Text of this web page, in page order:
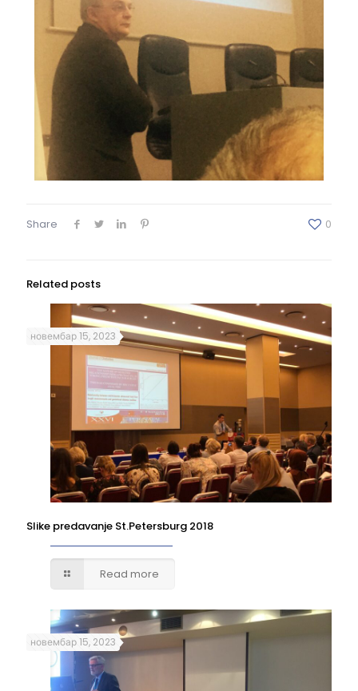
Share 0
Related posts
новембар 15, 2023
Slike predavanje St.Petersburg 2018
Read more
новембар 15, 2023